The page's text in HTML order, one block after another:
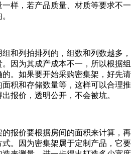
样，若产品质量、材质等要求不一
和列拍排列的，组数和列数越多，
因为其成产成本不一，所以根据组
。如果要开始采购密集架，好先请
积和存储数量等，这样可以合理推
报价，透明公开，不会被坑。
报价要根据房间的面积来计算，再
。因为密集架属于定制产品，它要